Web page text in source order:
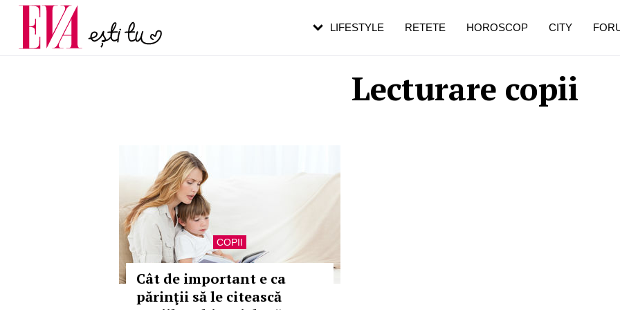
Lecturare copii
COPII
Cât de important e ca
părinţii să le citească
LIFESTYLE RETETE HOROSCOP CITY
Carieră
Actualitate
pe măsură ce înaintezi în vârstă